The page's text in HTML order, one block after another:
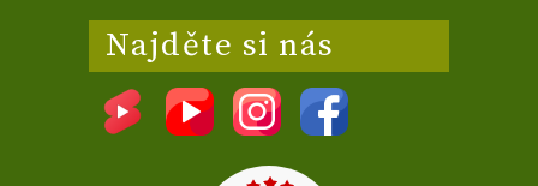
Najděte si nás